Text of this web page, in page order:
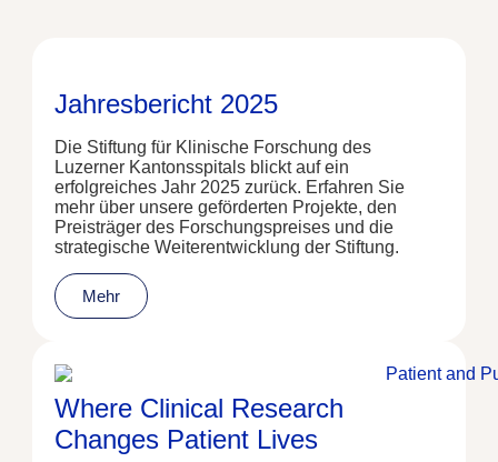
Jahresbericht 2025
Die Stiftung für Klinische Forschung des
Luzerner Kantonsspitals blickt auf ein
erfolgreiches Jahr 2025 zurück. Erfahren Sie
mehr über unsere geförderten Projekte, den
Preisträger des Forschungspreises und die
strategische Weiterentwicklung der Stiftung.
Mehr
Where Clinical Research
Changes Patient Lives